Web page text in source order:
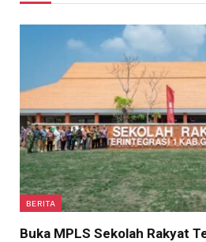
BERITA
Buka MPLS Sekolah Rakyat